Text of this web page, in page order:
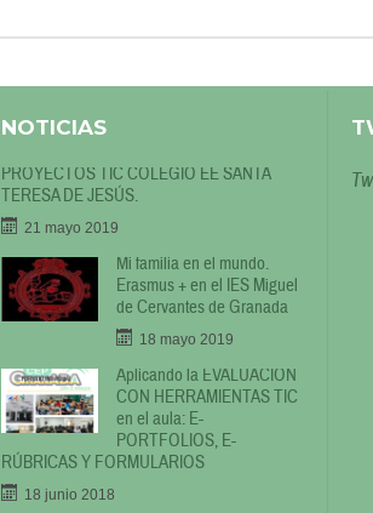
NOTICIAS
PROYECTOS TIC COLEGIO EE SANTA
TERESA DE JESÚS.
21 mayo 2019
Mi familia en el mundo.
Erasmus + en el IES Miguel
de Cervantes de Granada
18 mayo 2019
Aplicando la EVALUACIÓN
CON HERRAMIENTAS TIC
en el aula: E-
PORTFOLIOS, E-
RÚBRICAS Y FORMULARIOS
18 junio 2018